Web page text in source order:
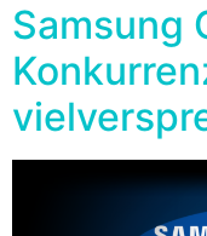
Samsung